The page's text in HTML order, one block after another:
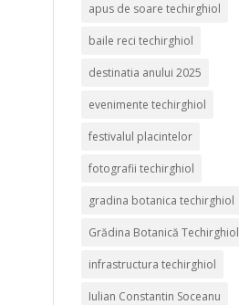
apus de soare techirghiol
baile reci techirghiol
destinatia anului 2025
evenimente techirghiol
festivalul placintelor
fotografii techirghiol
gradina botanica techirghiol
Grădina Botanică Techirghiol
infrastructura techirghiol
Iulian Constantin Soceanu